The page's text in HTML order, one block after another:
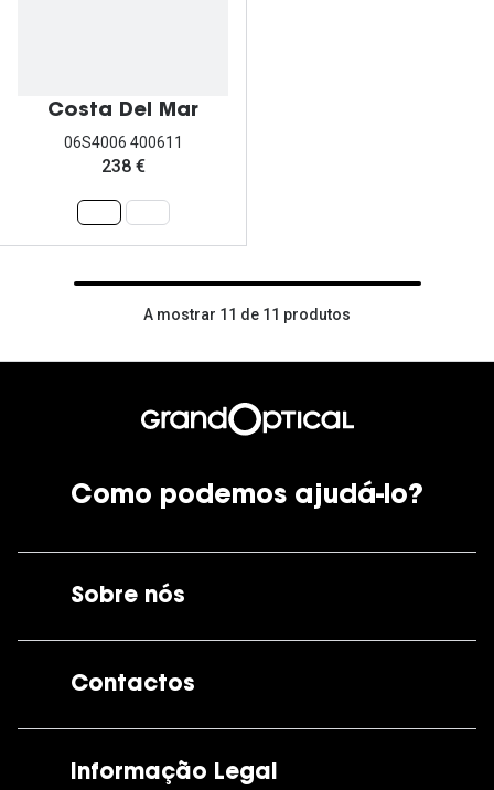
Costa Del Mar
06S4006 400611
238 €
A mostrar 11 de 11 produtos
Como podemos ajudá-lo?
Sobre nós
Contactos
Informação Legal